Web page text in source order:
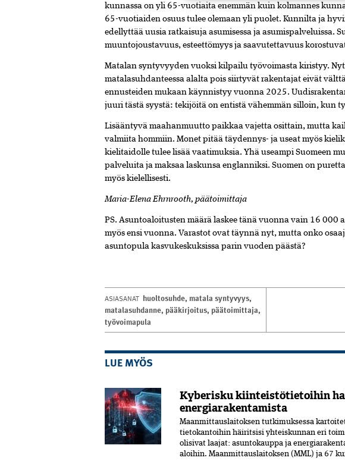
kunnassa on yli 65-vuotiaita enemmän kuin kolmannes
65-vuotiaiden osuus tulee olemaan yli puolet. Kunnilta ja
edellyttää uusia ratkaisu­ja asumisessa ja asumispalveluissa.
muuntojoustavuus, esteettömyys ja saavutettavuus
Matalan syntyvyyden vuoksi kilpailu työvoimasta kiristyy.
matalasuhdanteessa alalta pois siirtyvät rakentajat eivät
ennus­teiden mukaan käynnistyy vuonna 2025.
juuri tästä syystä: tekijöitä on entis­tä vähem­män silloin, kun
Lisääntyvä maahanmuutto paikkaa vajetta osittain, mutta
valmiita hommiin. Monet pitää täydennys- ja useat myös
kielitaidolle tulee lisää vaatimuksia. Yhä useampi Suomeen
palveluita ja maksaa laskun­sa englanniksi. Suomen on
myös kielellisesti.
Maria-Elena Ehrnrooth, päätoimittaja
PS. Asuntoaloitusten määrä laskee tänä vuonna vain 16 000
myös ensi vuonna. Varastot ovat täynnä nyt, mutta onko
asuntopula kasvukeskuksissa parin vuoden päästä?
ASIASANAT huoltosuhde, matala syntyvyys,
matalasuhdanne, pääkirjoitus, päätoimittaja,
työvoimapula
LUE MYÖS
Kyberisku kiinteistötietoihin
energiarakentamista
Maanmittauslaitoksen tutkimuksessa
tietokantoihin häiritsisi yhteiskunnan eri
olisivat laajat: asuntokauppa ja
aloihin. Maanmittauslaitoksen (MML) ja 67